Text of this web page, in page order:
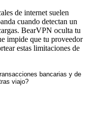
de internet suelen
cuando detectan un
BearVPN oculta tu
impide que tu proveedor
estas limitaciones de
bancarias y de
viajo?